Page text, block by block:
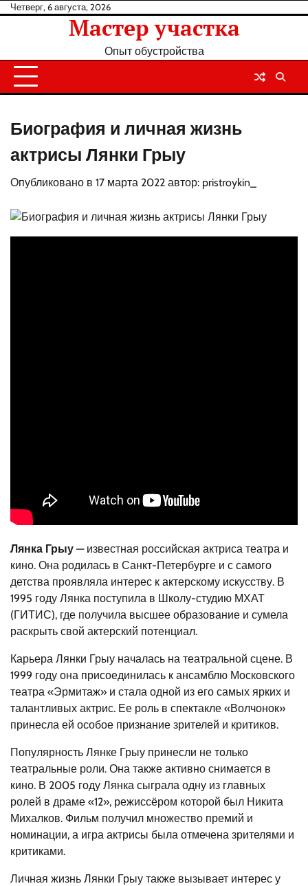
Перейти
Четверг, 6 августа, 2026
Мастер участка
Опыт обустройства
Биография и личная жизнь
актрисы Лянки Грыу
Опубликовано в 17 марта 2022 автор: pristroykin_
Лянка Грыу — известная российская актриса театра и
кино. Она родилась в Санкт-Петербурге и с самого
детства проявляла интерес к актерскому искусству. В
1995 году Лянка поступила в Школу-студию МХАТ
(ГИТИС), где получила высшее образование и сумела
раскрыть свой актерский потенциал.
Карьера Лянки Грыу началась на театральной сцене. В
1999 году она присоединилась к ансамблю Московского
театра «Эрмитаж» и стала одной из его самых ярких и
талантливых актрис. Ее роль в спектакле «Волчонок»
принесла ей особое признание зрителей и критиков.
Популярность Лянке Грыу принесли не только
театральные роли. Она также активно снимается в
кино. В 2005 году Лянка сыграла одну из главных
ролей в драме «12», режиссёром которой был Никита
Михалков. Фильм получил множество премий и
номинации, а игра актрисы была отмечена зрителями и
критиками.
Личная жизнь Лянки Грыу также вызывает интерес у